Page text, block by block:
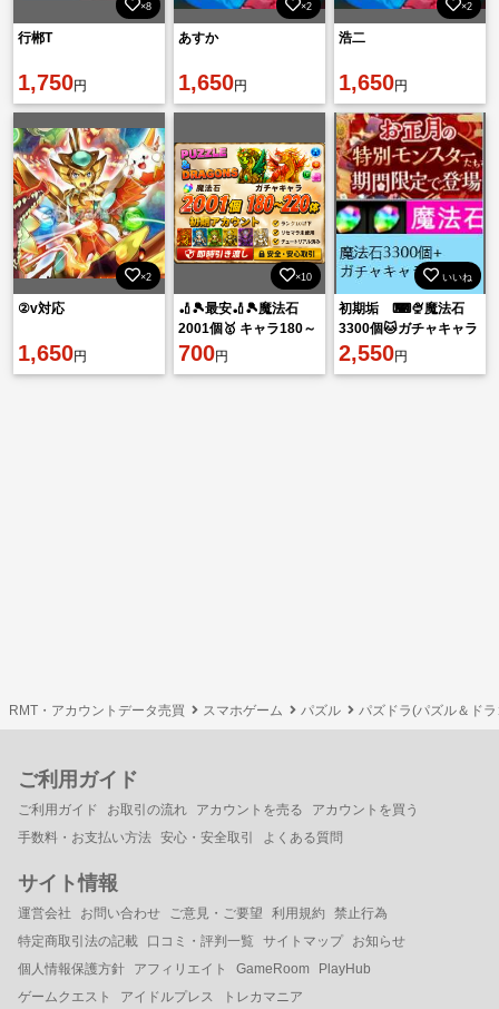
×8
行郴T
1,750円
×2
あすか
1,650円
×2
浩二
1,650円
×2
②v対応
1,650円
×10
🏏🎾最安🏏🎾魔法石
2001個🥇 キャラ180～
220体🏏🎾即対応🏏🎾
700円
いいね
初期垢 ⌨🍨魔法石
3300個🐱ガチャキャラ
200体⌨🍨素材+その
2,550円
RMT・アカウントデータ売買 スマホゲーム パズル パズドラ(パズル＆ド
ご利用ガイド
ご利用ガイド お取引の流れ アカウントを売る
アカウントを買う
手数料・お支払い方法 安心・安全取引 よくある質問
サイト情報
運営会社 お問い合わせ ご意見・ご要望 利用規約
禁止行為
特定商取引法の記載
口コミ・評判一覧 サイトマップ
お知らせ
個人情報保護方針
アフィリエイト GameRoom
PlayHub
ゲームクエスト
アイドルプレス トレカマニア